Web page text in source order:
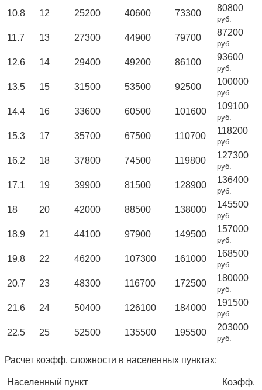
10.8 12 25200 40600 73300
80800
руб.
11.7 13 27300 44900 79700
87200
руб.
12.6 14 29400 49200 86100
93600
руб.
13.5 15 31500 53500 92500
100000
руб.
14.4 16 33600 60500 101600
109100
руб.
15.3 17 35700 67500 110700
118200
руб.
16.2 18 37800 74500 119800
127300
руб.
17.1 19 39900 81500 128900
136400
руб.
18 20 42000 88500 138000
145500
руб.
18.9 21 44100 97900 149500
157000
руб.
19.8 22 46200 107300 161000
168500
руб.
20.7 23 48300 116700 172500
180000
руб.
21.6 24 50400 126100 184000
191500
руб.
22.5 25 52500 135500 195500
203000
руб.
Расчет коэфф. сложности в населенных пунктах:
Населенный пункт
Коэфф.